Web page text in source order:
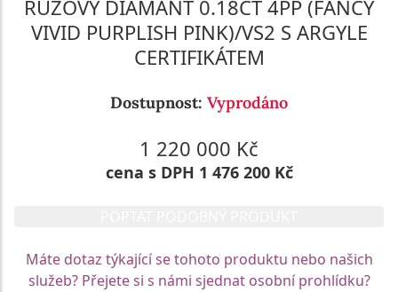
RŮŽOVÝ DIAMANT 0.18CT 4PP (FANCY
VIVID PURPLISH PINK)/VS2 S ARGYLE
CERTIFIKÁTEM
Dostupnost: Vyprodáno
1 220 000 Kč
cena s DPH 1 476 200 Kč
Máte dotaz týkající se tohoto produktu nebo našich
služeb? Přejete si s námi sjednat osobní prohlídku?